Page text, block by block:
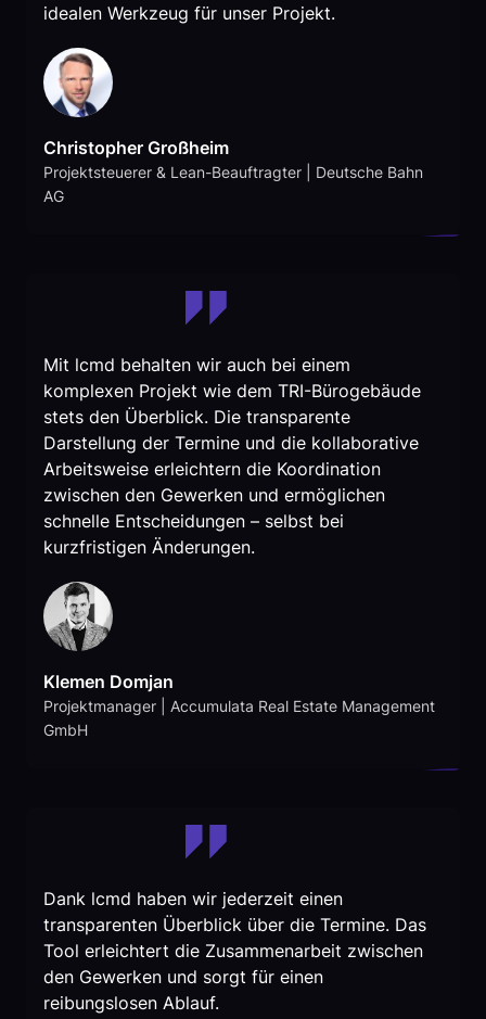
idealen Werkzeug für unser Projekt.
Christopher Großheim
Projektsteuerer & Lean-Beauftragter | Deutsche Bahn
AG
Mit lcmd behalten wir auch bei einem
komplexen Projekt wie dem TRI-Bürogebäude
stets den Überblick. Die transparente
Darstellung der Termine und die kollaborative
Arbeitsweise erleichtern die Koordination
zwischen den Gewerken und ermöglichen
schnelle Entscheidungen – selbst bei
kurzfristigen Änderungen.
Klemen Domjan
Projektmanager | Accumulata Real Estate Management
GmbH
Dank lcmd haben wir jederzeit einen
transparenten Überblick über die Termine. Das
Tool erleichtert die Zusammenarbeit zwischen
den Gewerken und sorgt für einen
reibungslosen Ablauf.